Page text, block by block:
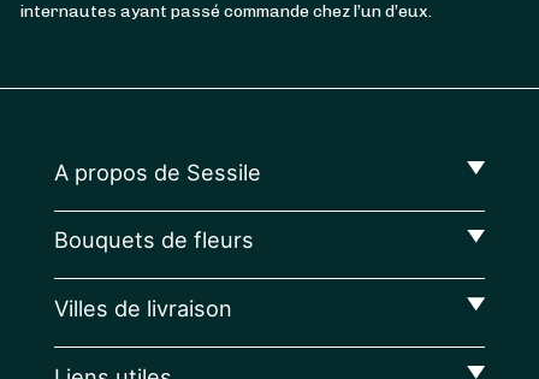
internautes ayant passé commande chez l’un d’eux.
A propos de Sessile
Bouquets de fleurs
Villes de livraison